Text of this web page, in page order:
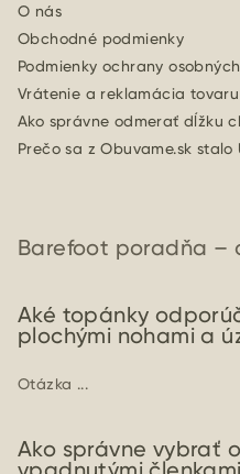
O nás
Obchodné podmienky
Podmienky ochrany
Vrátenie a reklamácia tovaru
Ako správne odmerať dĺžku
Prečo sa z Obuvame.sk stalo
Barefoot poradňa –
Aké topánky
plochými nohami a
Otázka ...
Ako správne vybrať